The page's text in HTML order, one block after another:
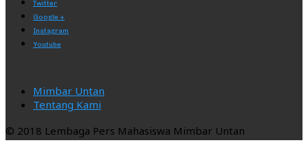
Twitter
Google +
Instagram
Youtube
Mimbar Untan
Tentang Kami
© 2018 Lembaga Pers Mahasiswa Mimbar Untan